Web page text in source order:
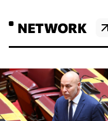
NETWORK